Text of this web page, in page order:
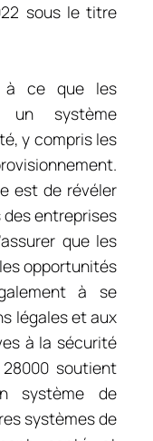
sous le titre
à ce que les
un système
y compris les
est de révéler
entreprises
que les
opportunités
à se
légales et aux
à la sécurité
soutient
système de
systèmes de